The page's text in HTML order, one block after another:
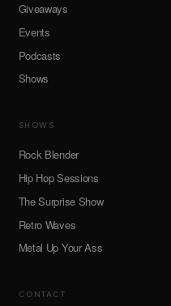
Giveaways
Events
Podcasts
Shows
SHOWS
Rock Blender
Hip Hop Sessions
The Surprise Show
Retro Waves
Metal Up Your Ass
CONTACT